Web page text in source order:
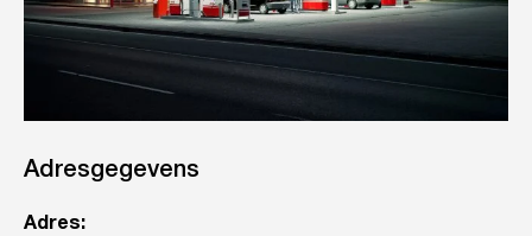
Adresgegevens
Adres: